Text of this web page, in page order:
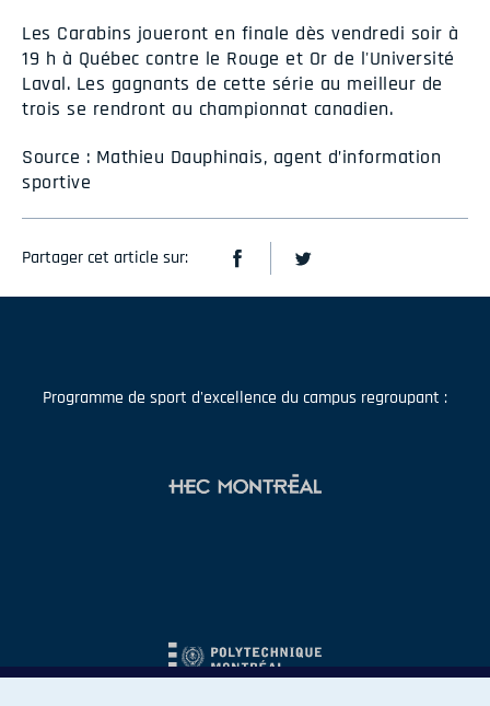
Les Carabins joueront en finale dès vendredi soir à
19 h à Québec contre le Rouge et Or de l'Université
Laval. Les gagnants de cette série au meilleur de
trois se rendront au championnat canadien.
Source : Mathieu Dauphinais, agent d’information
sportive
Partager cet article sur:
Programme de sport d'excellence du campus regroupant :